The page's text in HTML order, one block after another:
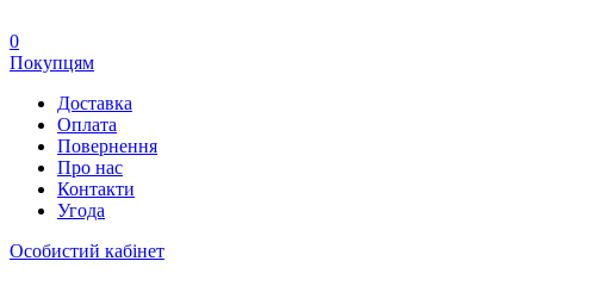
0
Покупцям
Доставка
Оплата
Повернення
Про нас
Контакти
Угода
Особистий кабінет